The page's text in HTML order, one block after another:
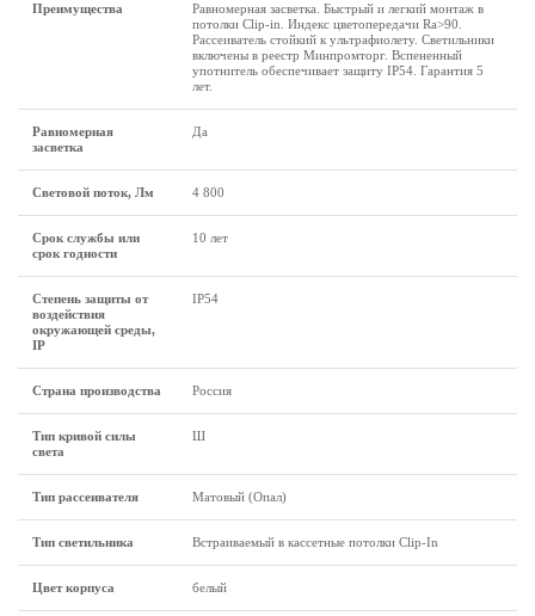
Преимущества
Равномерная засветка. Быстрый и легкий монтаж в
потолки Clip-in. Индекс цветопередачи Ra>90.
Рассеиватель стойкий к ультрафиолету. Светильники
включены в реестр Минпромторг. Вспененный
употнитель обеспечивает защиту IP54. Гарантия 5
лет.
Равномерная
засветка
Да
Световой поток, Лм 4 800
Срок службы или
срок годности
10 лет
Степень защиты от
воздействия
окружающей среды,
IP
IP54
Страна производства Россия
Тип кривой силы
света
Ш
Тип рассеивателя Матовый (Опал)
Тип светильника Встраиваемый в кассетные потолки Clip-In
Цвет корпуса белый